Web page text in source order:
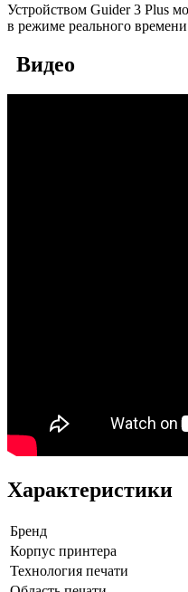
Устройством Guider 3 Plus
в режиме реального
Видео
Характеристики
Бренд
Корпус принтера
Технология печати